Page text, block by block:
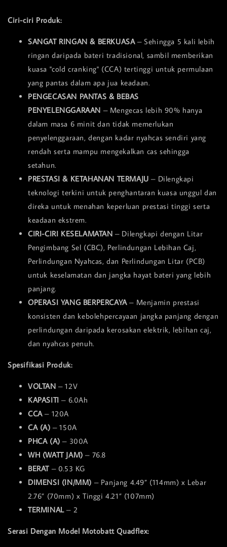
Ciri-ciri Produk:
SANGAT RINGAN & BERKUASA– Sehingga 5 kali lebih
ringan daripada bateri tradisional, sambil memberikan
kuasa "cold cranking" (CCA) tertinggi untuk permulaan
yang pantas dalam apa jua keadaan.
PENGECASAN PANTAS & BEBAS
PENYELENGGARAAN – Mengecas lebih 90% hanya
dalam masa 6 minit dan tidak memerlukan
penyelenggaraan, dengan kadar nyahcas sendiri yang
rendah serta mampu mengekalkan cas sehingga
setahun.
PRESTASI & KETAHANAN TERMAJU – Dilengkapi
teknologi terkini untuk penghantaran kuasa unggul dan
direka untuk menahan keperluan prestasi tinggi serta
keadaan ekstrem.
CIRI-CIRI KESELAMATAN – Dilengkapi dengan Litar
Pengimbang Sel (CBC), Perlindungan Lebihan Caj,
Perlindungan Nyahcas, dan Perlindungan Litar (PCB)
untuk keselamatan dan jangka hayat bateri yang lebih
panjang.
OPERASI YANG BERPERCAYA– Menjamin prestasi
konsisten dan kebolehpercayaan jangka panjang dengan
perlindungan daripada kerosakan elektrik, lebihan caj,
dan nyahcas penuh.
Spesifikasi Produk:
VOLTAN – 12V
KAPASITI – 6.0Ah
CCA– 120A
CA (A) – 150A
PHCA (A) – 300A
WH (WATT JAM) – 76.8
BERAT – 0.53 KG
DIMENSI (IN/MM) – Panjang 4.49” (114mm) x Lebar
2.76” (70mm) x Tinggi 4.21” (107mm)
TERMINAL– 2
Serasi Dengan Model Motobatt Quadflex: